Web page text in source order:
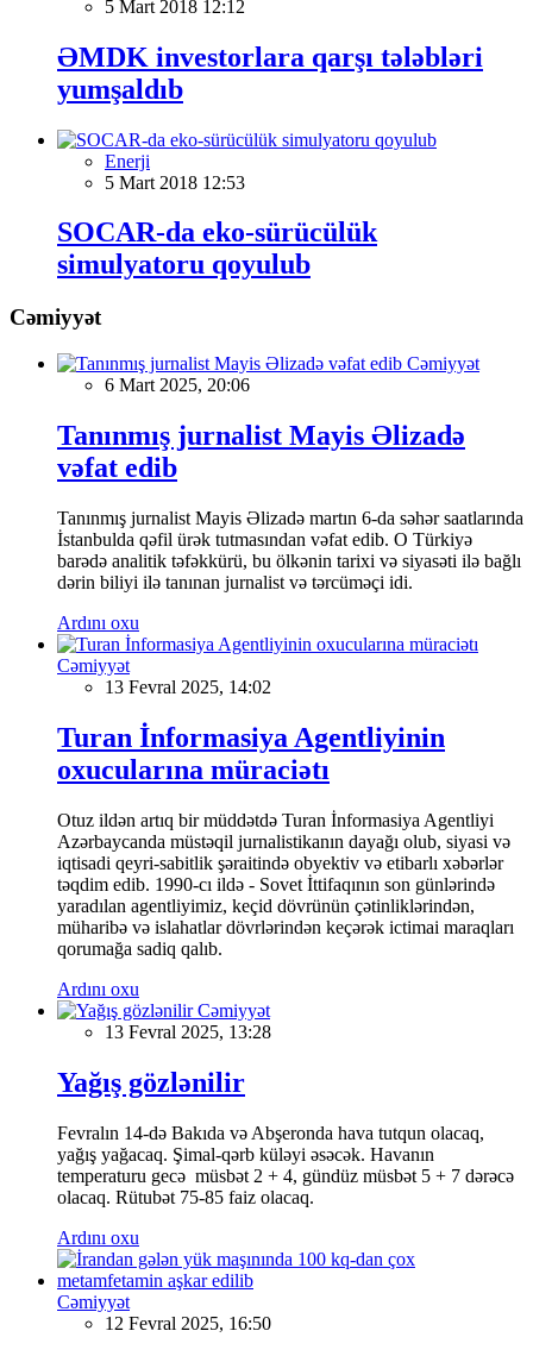
5 Mart 2018 12:12
ƏMDK investorlara qarşı tələbləri
yumşaldıb
Enerji
5 Mart 2018 12:53
SOCAR-da eko-sürücülük
simulyatoru qoyulub
Cəmiyyət
Cəmiyyət
6 Mart 2025, 20:06
Tanınmış jurnalist Mayis Əlizadə
vəfat edib
Tanınmış jurnalist Mayis Əlizadə martın 6-da səhər saatlarında
İstanbulda qəfil ürək tutmasından vəfat edib. O Türkiyə
barədə analitik təfəkkürü, bu ölkənin tarixi və siyasəti ilə bağlı
dərin biliyi ilə tanınan jurnalist və tərcüməçi idi.
Ardını oxu
Cəmiyyət
13 Fevral 2025, 14:02
Turan İnformasiya Agentliyinin
oxucularına müraciətı
Otuz ildən artıq bir müddətdə Turan İnformasiya Agentliyi
Azərbaycanda müstəqil jurnalistikanın dayağı olub, siyasi və
iqtisadi qeyri-sabitlik şəraitində obyektiv və etibarlı xəbərlər
təqdim edib. 1990-cı ildə - Sovet İttifaqının son günlərində
yaradılan agentliyimiz, keçid dövrünün çətinliklərindən,
müharibə və islahatlar dövrlərindən keçərək ictimai maraqları
qorumağa sadiq qalıb.
Ardını oxu
Cəmiyyət
13 Fevral 2025, 13:28
Yağış gözlənilir
Fevralın 14-də Bakıda və Abşeronda hava tutqun olacaq,
yağış yağacaq. Şimal-qərb küləyi əsəcək. Havanın
temperaturu gecə müsbət 2 + 4, gündüz müsbət 5 + 7 dərəcə
olacaq. Rütubət 75-85 faiz olacaq.
Ardını oxu
Cəmiyyət
12 Fevral 2025, 16:50